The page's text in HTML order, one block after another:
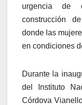
urgencia de
construcción
donde las
en condiciones
Durante la
del Instituto
Córdova